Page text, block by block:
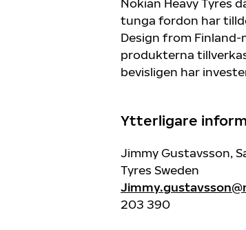
Nokian Heavy Tyres
tunga fordon har
Design from
produkterna
bevisligen har
Ytterligare
Jimmy Gustavsson,
Tyres Sweden
203 390